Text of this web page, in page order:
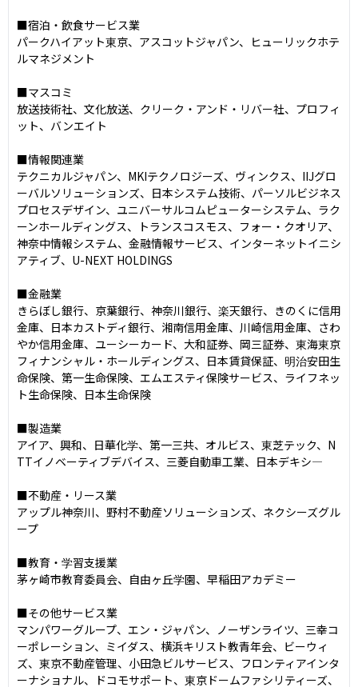
■宿泊・飲食サービス業
パークハイアット東京、アスコットジャパン、ヒューリックホテ
ルマネジメント
■マスコミ
放送技術社、文化放送、クリーク・アンド・リバー社、プロフィ
ット、バンエイト
■情報関連業
テクニカルジャパン、MKIテクノロジーズ、ヴィンクス、IIJグロ
ーバルソリューションズ、日本システム技術、パーソルビジネス
プロセスデザイン、ユニバーサルコムピューターシステム、ラク
ーンホールディングス、トランスコスモス、フォー・クオリア、
神奈中情報システム、金融情報サービス、インターネットイニシ
アティブ、U-NEXT HOLDINGS
■金融業
きらぼし銀行、京葉銀行、神奈川銀行、楽天銀行、きのくに信用
金庫、日本カストディ銀行、湘南信用金庫、川崎信用金庫、さわ
やか信用金庫、ユーシーカード、大和証券、岡三証券、東海東京
フィナンシャル・ホールディングス、日本賃貸保証、明治安田生
命保険、第一生命保険、エムエスティ保険サービス、ライフネッ
ト生命保険、日本生命保険
■製造業
アイア、興和、日華化学、第一三共、オルビス、東芝テック、N
TTイノベーティブデバイス、三菱自動車工業、日本デキシ―
■不動産・リース業
アップル神奈川、野村不動産ソリューションズ、ネクシーズグル
ープ
■教育・学習支援業
茅ヶ崎市教育委員会、自由ヶ丘学園、早稲田アカデミー
■その他サービス業
マンパワーグループ、エン・ジャパン、ノーザンライツ、三幸コ
ーポレーション、ミイダス、横浜キリスト教青年会、ビーウィ
ズ、東京不動産管理、小田急ビルサービス、フロンティアインタ
ーナショナル、ドコモサポート、東京ドームファシリティーズ、